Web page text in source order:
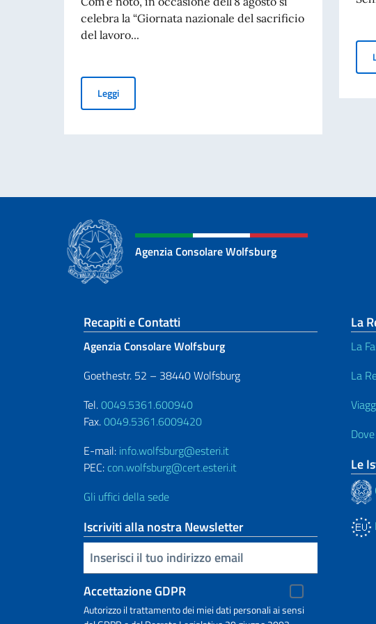
celebra la “Giornata nazionale del sacrificio
del lavoro...
LeggiGiornata nazionale del sacrificio del lavoro italiano nel mondo
Agenzia Consolare Wolfsburg
Sezione footer
Recapiti e Contatti
Agenzia Consolare Wolfsburg
Goethestr. 52 – 38440 Wolfsburg
Tel.0049.5361.600940
Fax.0049.5361.6009420
E-mail: info.wolfsburg@esteri.it
PEC: con.wolfsburg@cert.esteri.it
Gli uffici della sede
Iscriviti alla nostra Newsletter
Inserisci la tua email
Accettazione GDPR
Autorizzo il trattamento dei miei dati personali ai sensi
La
La
La
Le